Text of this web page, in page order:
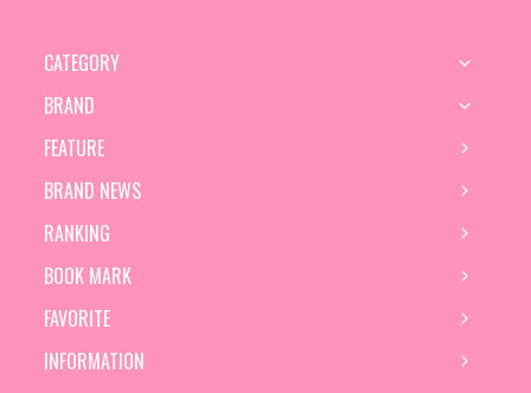
CATEGORY
BRAND
FEATURE
BRAND NEWS
RANKING
BOOK MARK
FAVORITE
INFORMATION